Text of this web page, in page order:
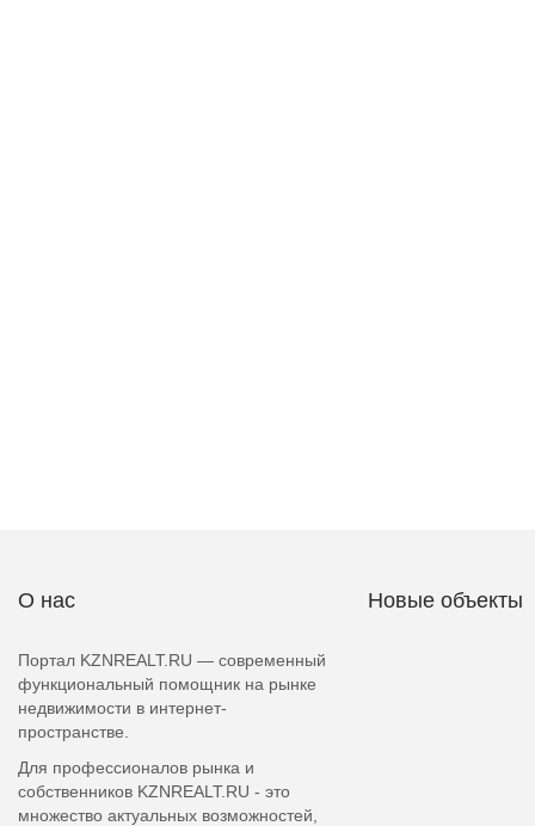
О нас
Портал KZNREALT.RU — современный
функциональный помощник на рынке
недвижимости в интернет-
пространстве.
Для профессионалов рынка и
собственников KZNREALT.RU - это
множество актуальных возможностей,
Новые объекты